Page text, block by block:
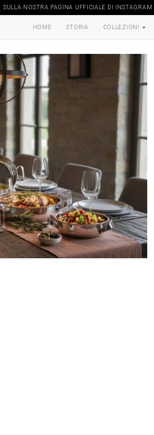
SULLA NOSTRA PAGINA UFFICIALE DI INSTAGRAM
HOME STORIA COLLEZIONI